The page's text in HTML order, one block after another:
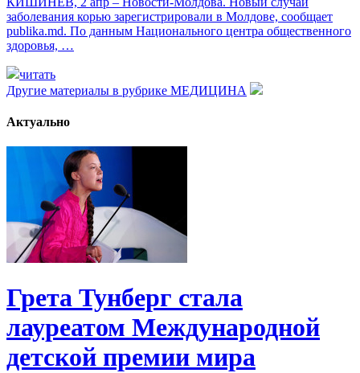
заболевания корью зарегистрировали в Молдове, сообщает
publika.md. По данным Национального центра общественного
здоровья, …
читать
Другие материалы в рубрике МЕДИЦИНА
Актуально
Грета Тунберг стала
лауреатом Международной
детской премии мира